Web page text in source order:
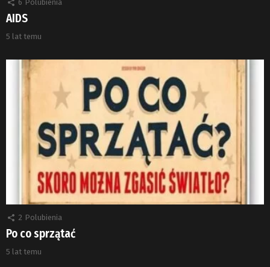
6 Polubienia
AIDS
5 lat temu
2 Polubienia
Po co sprzątać
5 lat temu